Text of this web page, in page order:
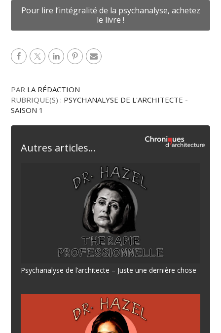
Pour lire l’intégralité de la psychanalyse, achetez
le livre !
PAR LA RÉDACTION
RUBRIQUE(S) : PSYCHANALYSE DE L'ARCHITECTE -
SAISON 1
Autres articles...
Psychanalyse de l’architecte – Juste une dernière chose